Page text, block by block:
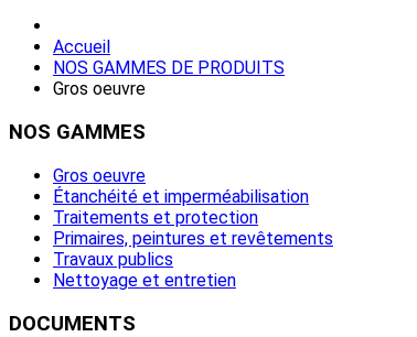
Accueil
NOS GAMMES DE PRODUITS
Gros oeuvre
NOS GAMMES
Gros oeuvre
Étanchéité et imperméabilisation
Traitements et protection
Primaires, peintures et revêtements
Travaux publics
Nettoyage et entretien
DOCUMENTS